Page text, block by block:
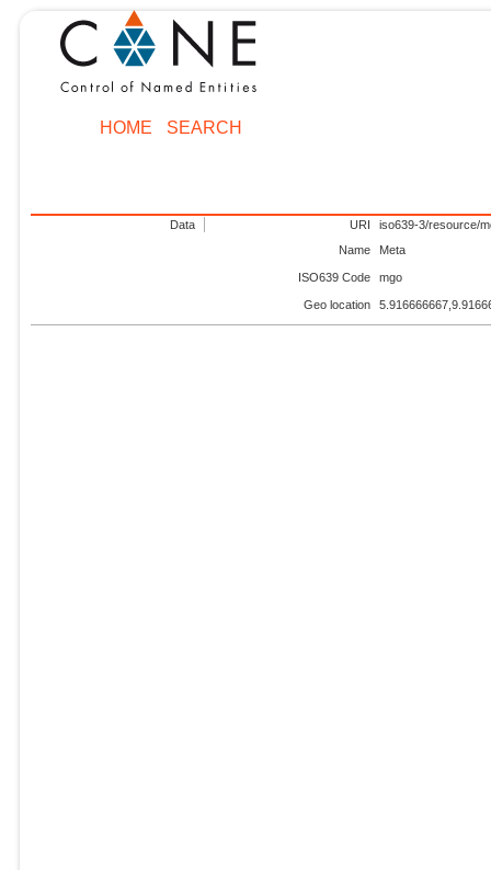
HOME SEARCH
Data URI
iso639-3/resource/
Name
Meta
ISO639 Code mgo
Geo location